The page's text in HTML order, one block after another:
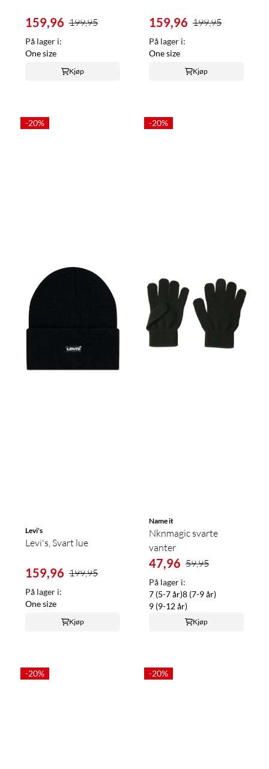
159,96 199,95
På lager i:
One size
Kjøp
159,96 199,95
På lager i:
One size
Kjøp
-20%
Levi's
Levi's, Svart lue
159,96 199,95
På lager i:
One size
Kjøp
-20%
Name it
Nknmagic svarte
vanter
47,96 59,95
På lager i:
7 (5-7 år)8 (7-9 år)
9 (9-12 år)
Kjøp
-20% -20%